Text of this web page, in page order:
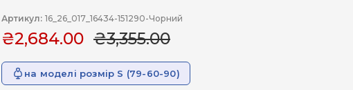
Артикул: 16_26_017_16434-151290-Чорний
₴2,684.00 ₴3,355.00
на моделі розмір S (79-60-90)